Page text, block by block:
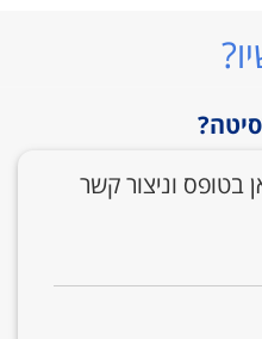
בטופס וניצור קשר